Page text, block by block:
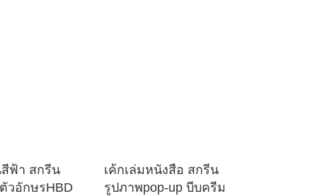
ฟ้า สกรีน
วอักษรHBD
เค้กเล่มหนังสือ สกรีน
รูปภาพpop-up บีบครีม